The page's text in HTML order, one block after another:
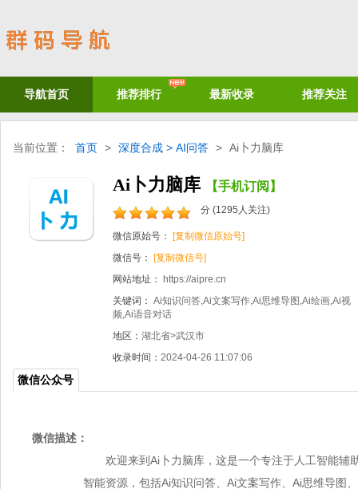
导航首页 推荐排行 最新收录 推荐关注
当前位置： 首页 > 深度合成 > AI问答 > Ai卜力脑库
Ai卜力脑库 【手机订阅】
分 (1295 人关注)
微信原始号：
[复制微信原始号]
微信号：
[复制微信号]
网站地址：
https://aipre.cn
关键词： Ai知识问答,Ai文案写作,Ai思维导图,Ai绘画,Ai视
频,Ai语音对话
地区： 湖北省>武汉市
收录时间： 2024-04-26 11:07:06
微信公众号
微信描述：
欢迎来到Ai卜力脑库，这是一个专注于人工智能辅
智能资源，包括Ai知识问答、Ai文案写作、Ai思维导图